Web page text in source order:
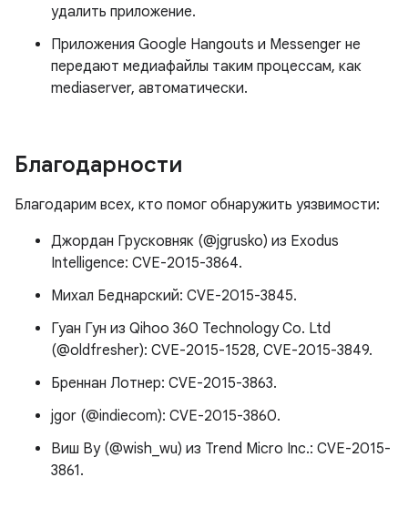
удалить приложение.
Приложения Google Hangouts и Messenger не
передают медиафайлы таким процессам, как
mediaserver, автоматически.
Благодарности
Благодарим всех, кто помог обнаружить уязвимости:
Джордан Грусковняк (@jgrusko) из Exodus
Intelligence: CVE-2015-3864.
Михал Беднарский: CVE-2015-3845.
Гуан Гун из Qihoo 360 Technology Co. Ltd
(@oldfresher): CVE-2015-1528, CVE-2015-3849.
Бреннан Лотнер: CVE-2015-3863.
jgor (@indiecom): CVE-2015-3860.
Виш Ву (@wish_wu) из Trend Micro Inc.: CVE-2015-
3861.